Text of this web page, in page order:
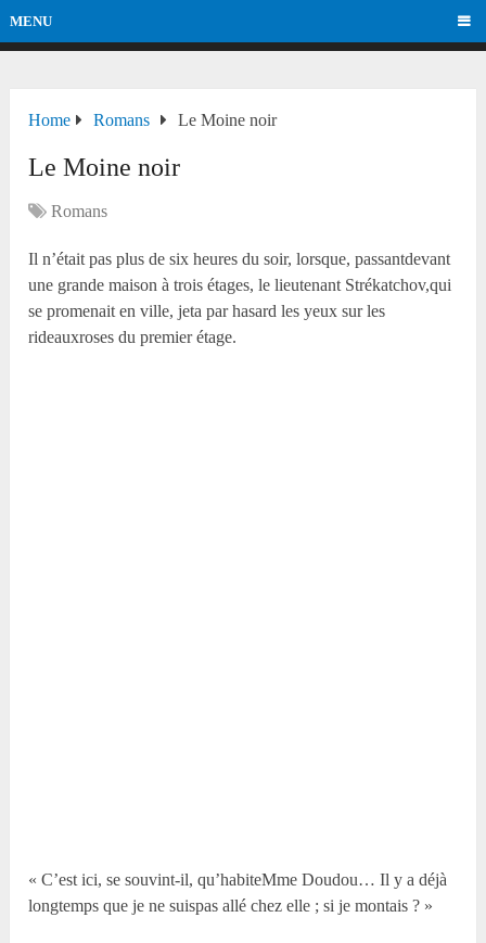
MENU
Home Romans Le Moine noir
Le Moine noir
Romans
Il n’était pas plus de six heures du soir, lorsque, passantdevant
une grande maison à trois étages, le lieutenant Strékatchov,qui
se promenait en ville, jeta par hasard les yeux sur les
rideauxroses du premier étage.
« C’est ici, se souvint-il, qu’habiteMme Doudou… Il y a déjà
longtemps que je ne suispas allé chez elle ; si je montais ? »